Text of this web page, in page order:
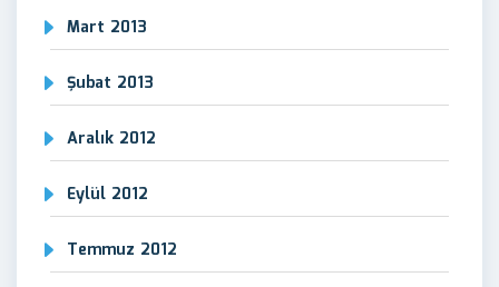
Mart 2013
Şubat 2013
Aralık 2012
Eylül 2012
Temmuz 2012